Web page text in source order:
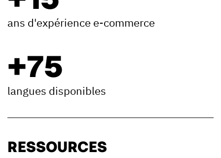
ans d'expérience e-commerce
+75
langues disponibles
RESSOURCES